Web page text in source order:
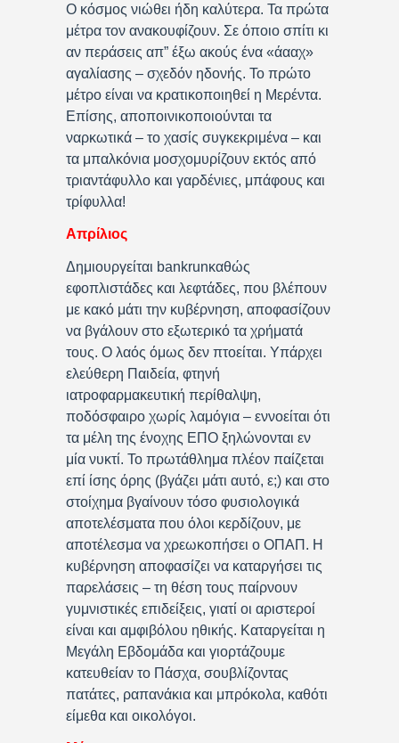
Ο κόσμος νιώθει ήδη καλύτερα. Τα πρώτα
μέτρα τον ανακουφίζουν. Σε όποιο σπίτι κι
αν περάσεις απ” έξω ακούς ένα «άααχ»
αγαλίασης – σχεδόν ηδονής. Το πρώτο
μέτρο είναι να κρατικοποιηθεί η Μερέντα.
Επίσης, αποποινικοποιούνται τα
ναρκωτικά – το χασίς συγκεκριμένα – και
τα μπαλκόνια μοσχομυρίζουν εκτός από
τριαντάφυλλο και γαρδένιες, μπάφους και
τρίφυλλα!
Απρίλιος
Δημιουργείται bankrunκαθώς
εφοπλιστάδες και λεφτάδες, που βλέπουν
με κακό μάτι την κυβέρνηση, αποφασίζουν
να βγάλουν στο εξωτερικό τα χρήματά
τους. Ο λαός όμως δεν πτοείται. Υπάρχει
ελεύθερη Παιδεία, φτηνή
ιατροφαρμακευτική περίθαλψη,
ποδόσφαιρο χωρίς λαμόγια – εννοείται ότι
τα μέλη της ένοχης ΕΠΟ ξηλώνονται εν
μία νυκτί. Το πρωτάθλημα πλέον παίζεται
επί ίσης όρης (βγάζει μάτι αυτό, ε;) και στο
στοίχημα βγαίνουν τόσο φυσιολογικά
αποτελέσματα που όλοι κερδίζουν, με
αποτέλεσμα να χρεωκοπήσει ο ΟΠΑΠ. Η
κυβέρνηση αποφασίζει να καταργήσει τις
παρελάσεις – τη θέση τους παίρνουν
γυμνιστικές επιδείξεις, γιατί οι αριστεροί
είναι και αμφιβόλου ηθικής. Καταργείται η
Μεγάλη Εβδομάδα και γιορτάζουμε
κατευθείαν το Πάσχα, σουβλίζοντας
πατάτες, ραπανάκια και μπρόκολα, καθότι
είμεθα και οικολόγοι.